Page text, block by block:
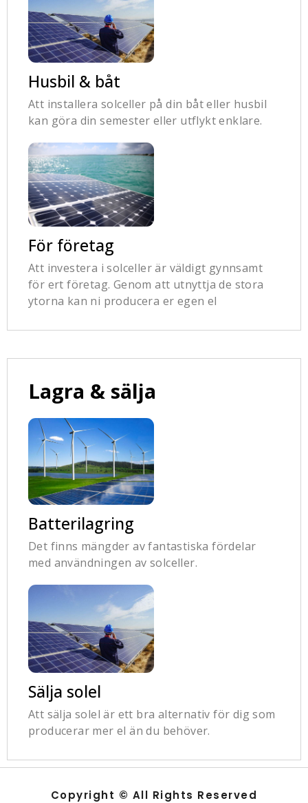
Husbil & båt
Att installera solceller på din båt eller husbil
kan göra din semester eller utflykt enklare.
För företag
Att investera i solceller är väldigt gynnsamt
för ert företag. Genom att utnyttja de stora
ytorna kan ni producera er egen el
Lagra & sälja
Batterilagring
Det finns mängder av fantastiska fördelar
med användningen av solceller.
Sälja solel
Att sälja solel är ett bra alternativ för dig som
producerar mer el än du behöver.
Copyright © All Rights Reserved